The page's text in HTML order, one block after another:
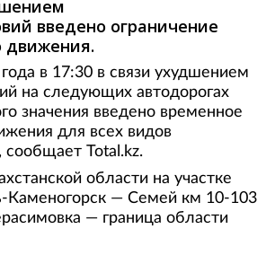
введено ограничение
движения.
в 17:30 в связи ухудшением
на следующих автодорогах
значения введено временное
для всех видов
сообщает Total.kz.
области на участке
Каменогорск — Семей км 10-103
— граница области